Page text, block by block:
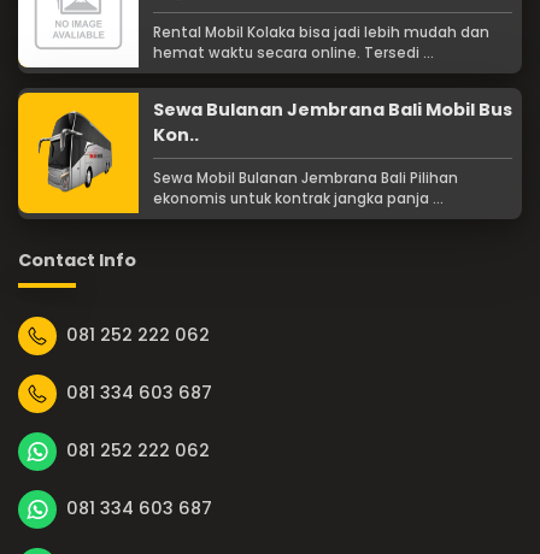
Rental Mobil Kolaka bisa jadi lebih mudah dan
hemat waktu secara online. Tersedi ...
Sewa Bulanan Jembrana Bali Mobil Bus
Kon..
Sewa Mobil Bulanan Jembrana Bali Pilihan
ekonomis untuk kontrak jangka panja ...
Contact Info
081 252 222 062
081 334 603 687
081 252 222 062
081 334 603 687